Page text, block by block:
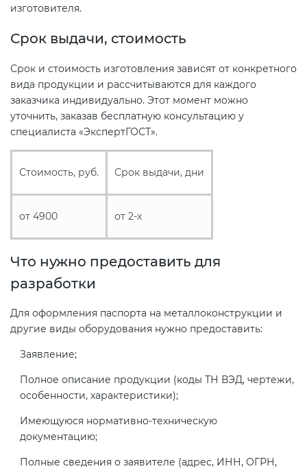
изготовителя.
Срок выдачи, стоимость
Срок и стоимость изготовления зависят от конкретного
вида продукции и рассчитываются для каждого
заказчика индивидуально. Этот момент можно
уточнить, заказав бесплатную консультацию у
специалиста «ЭкспертГОСТ».
Стоимость, руб. Срок выдачи, дни
от 4900 от 2-х
Что нужно предоставить для
разработки
Для оформления паспорта на металлоконструкции и
другие виды оборудования нужно предоставить:
Заявление;
Полное описание продукции (коды ТН ВЭД, чертежи,
особенности, характеристики);
Имеющуюся нормативно-техническую
документацию;
Полные сведения о заявителе (адрес, ИНН, ОГРН,